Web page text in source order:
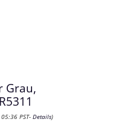
Grau,
PST- Details)